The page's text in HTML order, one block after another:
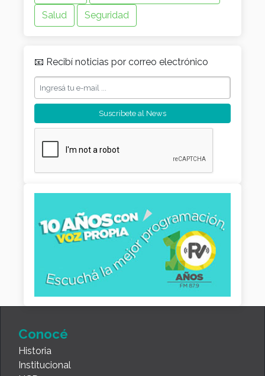
Salud
Seguridad
📧 Recibí noticias por correo electrónico
Conocé
Historia
Institucional